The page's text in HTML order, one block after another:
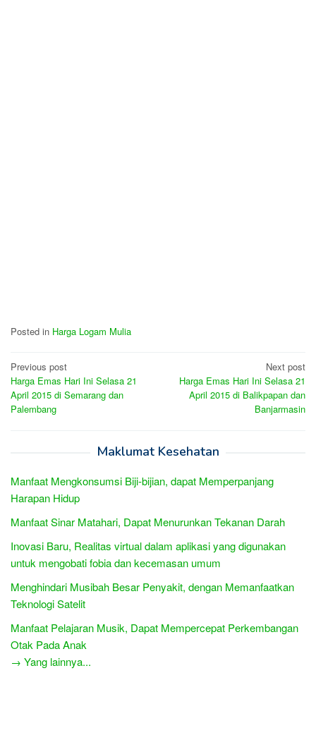
Posted in Harga Logam Mulia
Post
navigation
Previous post
Harga Emas Hari Ini Selasa 21
April 2015 di Semarang dan
Palembang
Next post
Harga Emas Hari Ini Selasa 21
April 2015 di Balikpapan dan
Banjarmasin
Maklumat Kesehatan
Manfaat Mengkonsumsi Biji-bijian, dapat Memperpanjang
Harapan Hidup
Manfaat Sinar Matahari, Dapat Menurunkan Tekanan Darah
Inovasi Baru, Realitas virtual dalam aplikasi yang digunakan
untuk mengobati fobia dan kecemasan umum
Menghindari Musibah Besar Penyakit, dengan Memanfaatkan
Teknologi Satelit
Manfaat Pelajaran Musik, Dapat Mempercepat Perkembangan
Otak Pada Anak
→ Yang lainnya...